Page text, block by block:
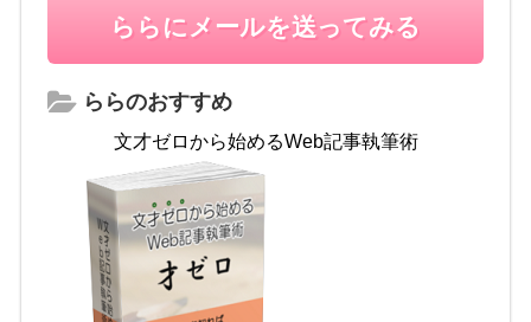
ららにメールを送ってみる
ららのおすすめ
文才ゼロから始めるWeb記事執筆術